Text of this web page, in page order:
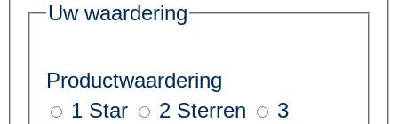
Uw waardering
Productwaardering
1 Star
2 Sterren
3